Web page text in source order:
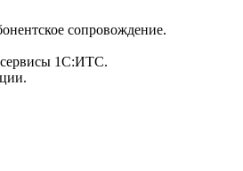
сопровождение.
сервисы 1С:ИТС.